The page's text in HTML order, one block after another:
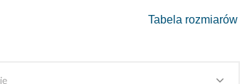
Tabela rozmiarów